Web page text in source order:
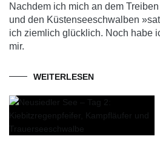
Nachdem ich mich an dem
und den Küstenseeschwalben
ich ziemlich glücklich. Noch habe
mir.
WEITERLESEN